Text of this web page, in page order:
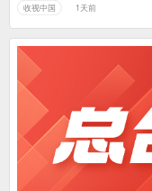
收视中国 1天前